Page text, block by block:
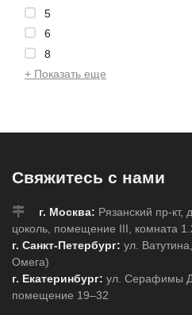
5
6
8
+ Показать еще
Свяжитесь с нами
г. Москва: Рязанский пр-кт,
цоколь, помещение III, комната
г. Санкт-Петербург: ул.
Омега)
г. Екатеринбург: ул. Серафимы
помещение 19–32